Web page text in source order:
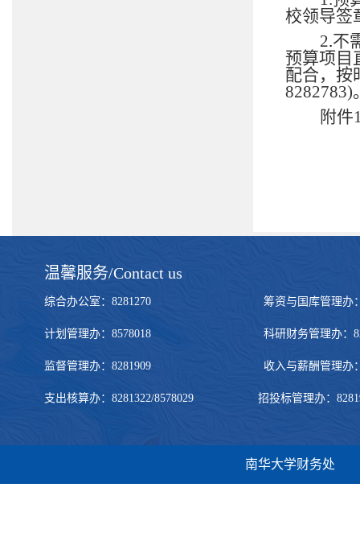
校领导签
2.不
预算项目
配合，按
8282783)
附件
温馨服务/Contact us
综合办公室：8281270 筹资与国库管理办：
计划管理办：8578018 科研财务管理办：
监督管理办：8281909 收入与薪酬管理办：
支出核算办：8281322/8578029 招投标管理办：
南华大学财务处